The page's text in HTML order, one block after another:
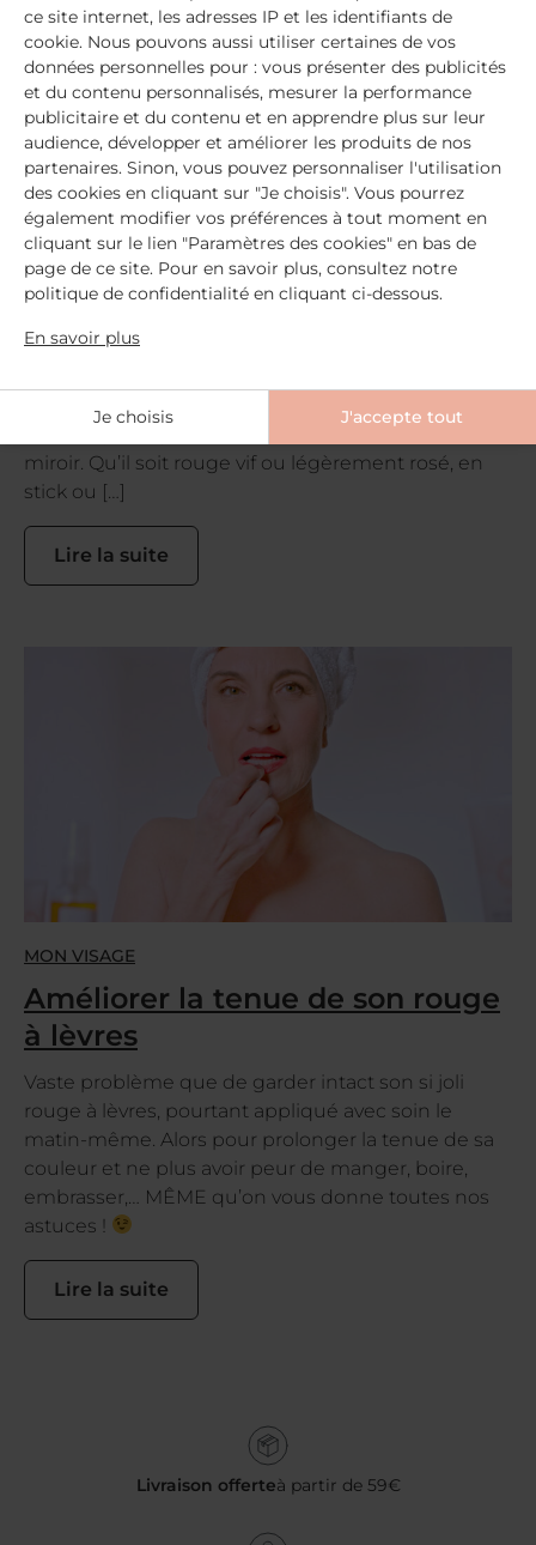
MON VISAGE
Quel rouge à lèvres est fait pour
moi ?
couleur qui ravive le teint et féminise la bouche.
pâlichonne, il suffit parfois de cette petite note de
miroir. Qu’il soit rouge vif ou légèrement rosé, en
stick ou […]
Lire la suite
MON VISAGE
Améliorer la tenue de son rouge
à lèvres
Vaste problème que de garder intact son si joli
rouge à lèvres, pourtant appliqué avec soin le
matin-même. Alors pour prolonger la tenue de sa
couleur et ne plus avoir peur de manger, boire,
embrasser,… MÊME qu’on vous donne toutes nos
astuces !
Lire la suite
Livraison offerteà partir de 59€
ce site internet, les adresses IP et les identifiants de
cookie. Nous pouvons aussi utiliser certaines de vos
données personnelles pour : vous présenter des publicités
et du contenu personnalisés, mesurer la performance
publicitaire et du contenu et en apprendre plus sur leur
audience, développer et améliorer les produits de nos
partenaires. Sinon, vous pouvez personnaliser l'utilisation
des cookies en cliquant sur "Je choisis". Vous pourrez
également modifier vos préférences à tout moment en
cliquant sur le lien "Paramètres des cookies" en bas de
page de ce site. Pour en savoir plus, consultez notre
politique de confidentialité en cliquant ci-dessous.
En savoir plus
Je choisis J'accepte tout